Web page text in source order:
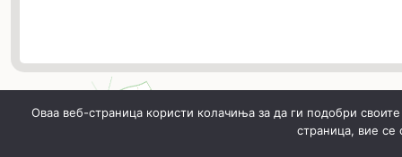
МОЈ ПРОФИЛ
Оваа веб-страница користи колачиња за да ги подобри
страница, вие се